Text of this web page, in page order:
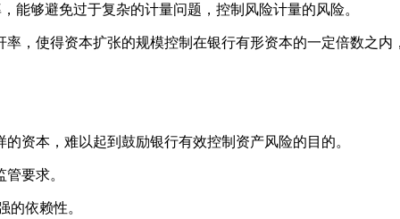
能够避免过于复杂的计量问题，控制风险计量的风险。
使得资本扩张的规模控制在银行有形资本的一定倍数之内
本，难以起到鼓励银行有效控制资产风险的目的。
要求。
依赖性。